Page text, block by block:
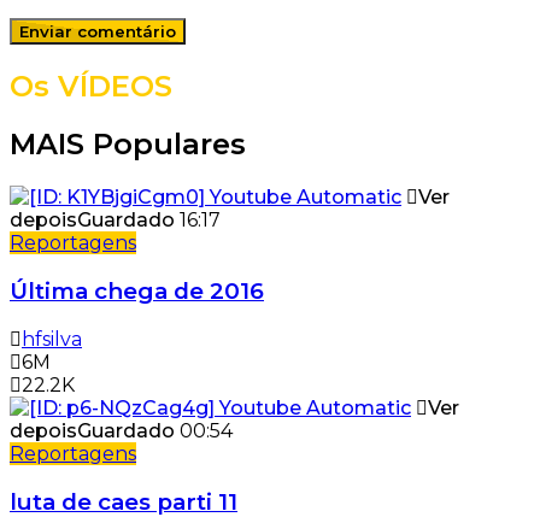
Os VÍDEOS
MAIS Populares
Ver
depoisGuardado 16:17
Reportagens
Última chega de 2016
hfsilva
6M
22.2K
Ver
depoisGuardado 00:54
Reportagens
luta de caes parti 11